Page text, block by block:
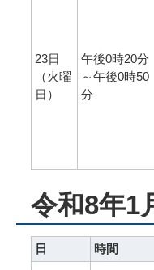
23日
（火曜
日）
午後0時20分
～午後0時50
分
令和8年1
日 時間